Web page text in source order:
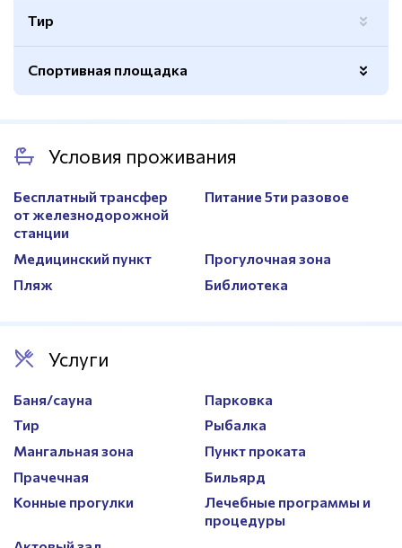
Вместимость
40 человек
Ширина
10м.
Стартовые тумбы
5
Тир
Спортивная площадка
Спортивный инвентарь
Есть
Условия проживания
Бесплатный трансфер
от железнодорожной
станции
Питание 5ти разовое
Медицинский пункт
Прогулочная зона
Пляж
Библиотека
Услуги
Баня/сауна
Парковка
Тир
Рыбалка
Мангальная зона
Пункт проката
Прачечная
Бильярд
Конные прогулки
Лечебные программы и
процедуры